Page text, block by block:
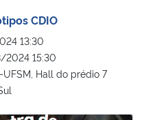
CDIO
13:30
2024 15:30
UFSM, Hall do prédio 7